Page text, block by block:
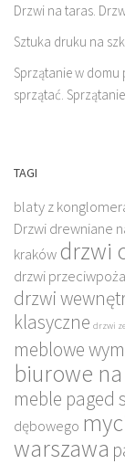
Drzwi na taras.
Sztuka druku na
Sprzątanie w
sprzątać.
TAGI
blaty z
Drzwi drewniane
kraków drzwi
drzwi
drzwi
klasyczne drzwi
meblowe
biurowe
meble paged
dębowego
warszawa